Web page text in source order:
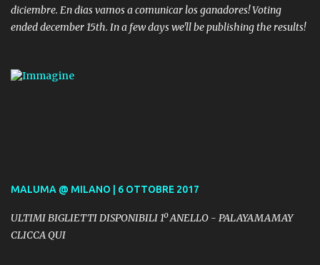
diciembre. En dias vamos a comunicar los ganadores! Voting
ended december 15th. In a few days we'll be publishing the results!
MALUMA @ MILANO | 6 OTTOBRE 2017
ULTIMI BIGLIETTI DISPONIBILI 1º ANELLO - PALAYAMAMAY
CLICCA QUI